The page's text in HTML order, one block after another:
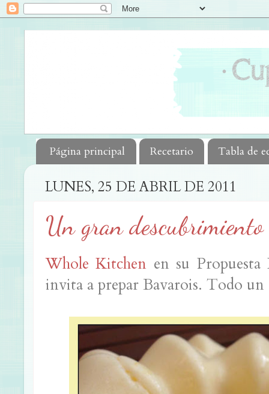
Página principal Recetario Tabla de
LUNES, 25 DE ABRIL DE 2011
Un gran
Whole Kitchen en su
invita a prepar Bavarois. Todo